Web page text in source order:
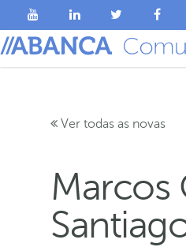
Ver todas as novas
Marcos